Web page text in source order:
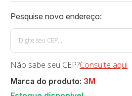
Não sabe seu CEP?Consulte aqui
Marca do produto: 3M